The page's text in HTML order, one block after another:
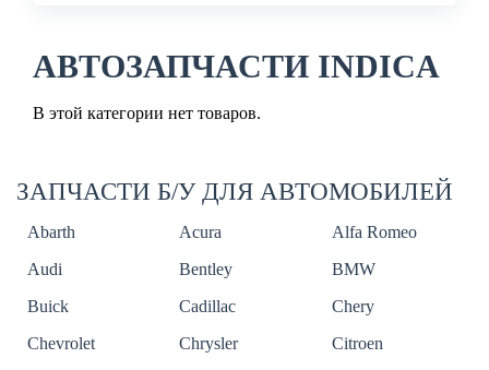
АВТОЗАПЧАСТИ INDICA
В этой категории нет товаров.
ЗАПЧАСТИ Б/У ДЛЯ АВТОМОБИЛЕЙ
Abarth Acura
Alfa Romeo
Audi
Bentley
BMW
Buick
Cadillac
Chery
Chevrolet
Chrysler
Citroen